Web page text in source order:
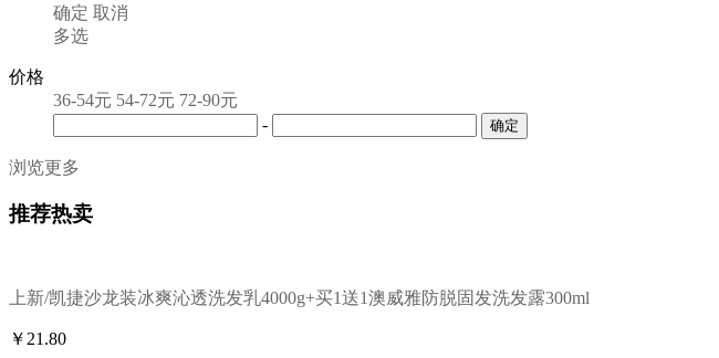
确定 取消
多选
价格
36-54元 54-72元 72-90元
-
浏览更多
推荐热卖
上新/凯捷沙龙装冰爽沁透洗发乳4000g+买1送1澳威雅防脱固发洗发露300ml
￥ 21.80